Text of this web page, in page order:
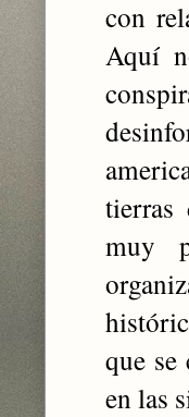
con
Aquí
tierras
muy
que
en las